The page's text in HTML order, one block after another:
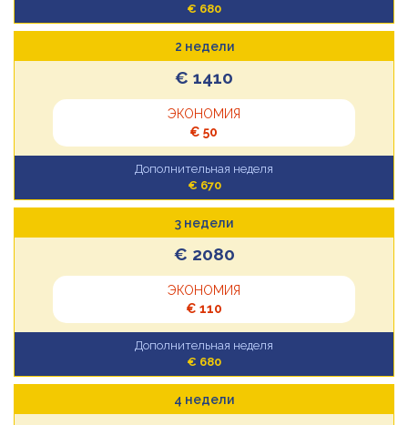
€ 680
2 недели
€ 1410
ЭКОНОМИЯ
€ 50
Дополнительная неделя
€ 670
3 недели
€ 2080
ЭКОНОМИЯ
€ 110
Дополнительная неделя
€ 680
4 недели